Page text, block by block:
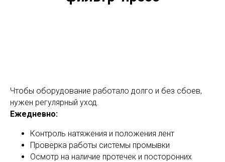
Чтобы оборудование работало долго и без сбоев,
нужен регулярный уход.
Ежедневно:
Контроль натяжения и положения лент
Проверка работы системы промывки
Осмотр на наличие протечек и посторонних